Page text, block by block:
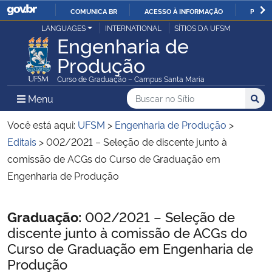
IR
PARA
O
CONTEÚDO
COMUNICA BR ACESSO À INFORMAÇÃO
Ministério da Justiça e Segurança Pública
Ministério da Defesa
Ministério das Relações Exteriores
Ministério da Economia
Ministério da Infraestrutura
Ministério da Agricultura, Pecuária e Abastecimento
Ministério da Educação
LANGUAGES INTERNATIONAL SÍTIOS DA UFSM
Engenharia de
Produção
Curso de Graduação – Campus Santa Maria
Menu Menu Principal do Sítio
Busca
Buscar no no Sítio
Busca:
Você está aqui: UFSM > Engenharia de Produção >
Editais >002/2021 – Seleção de discente junto à
comissão de ACGs do Curso de Graduação em
Engenharia de Produção
Início do conteúdo
Graduação: 002/2021 – Seleção de
discente junto à comissão de ACGs do
Curso de Graduação em Engenharia de
Produção